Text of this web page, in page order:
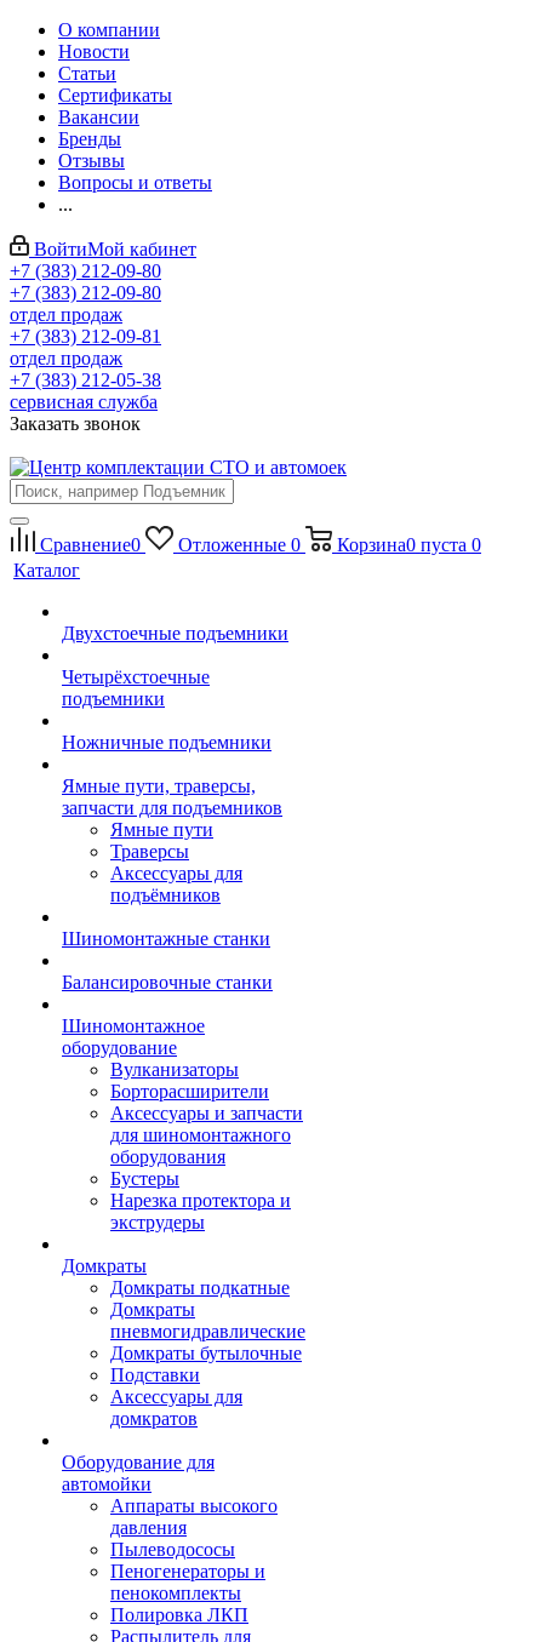
О компании
Новости
Статьи
Сертификаты
Вакансии
Бренды
Отзывы
Вопросы и ответы
...
ВойтиМой кабинет
+7 (383) 212-09-80
+7 (383) 212-09-80
отдел продаж
+7 (383) 212-09-81
отдел продаж
+7 (383) 212-05-38
сервисная служба
Заказать звонок
Сравнение0 Отложенные 0 Корзина0 пуста 0
Каталог
Двухстоечные подъемники
Четырёхстоечные
подъемники
Ножничные подъемники
Ямные пути, траверсы,
запчасти для подъемников
Ямные пути
Траверсы
Аксессуары для
подъёмников
Шиномонтажные станки
Балансировочные станки
Шиномонтажное
оборудование
Вулканизаторы
Борторасширители
Аксессуары и запчасти
для шиномонтажного
оборудования
Бустеры
Нарезка протектора и
экструдеры
Домкраты
Домкраты подкатные
Домкраты
пневмогидравлические
Домкраты бутылочные
Подставки
Аксессуары для
домкратов
Оборудование для
автомойки
Аппараты высокого
давления
Пылеводососы
Пеногенераторы и
пенокомплекты
Полировка ЛКП
Распылитель для